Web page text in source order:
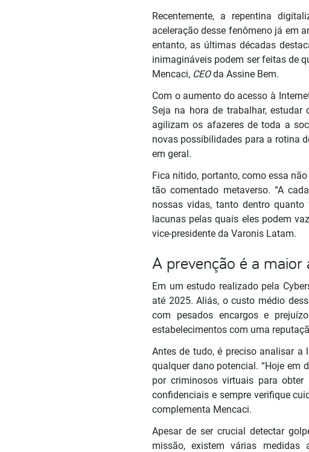
Recentemente, a repentina
aceleração desse fenômeno já em
entanto, as últimas décadas
inimagináveis podem ser feitas de
Mencaci, CEOda Assine Bem.
Com o aumento do acesso à
Seja na hora de trabalhar,
agilizam os afazeres de toda a
novas possibilidades para a rotina
em geral.
Fica nítido, portanto, como essa
tão comentado metaverso. “A
nossas vidas, tanto dentro
lacunas pelas quais eles podem
vice-presidente da Varonis Latam.
A prevenção é a maior
Em um estudo realizado pela
até 2025. Aliás, o custo médio
com pesados encargos e
estabelecimentos com uma
Antes de tudo, é preciso analisar
qualquer dano potencial. “Hoje em
por criminosos virtuais para obter
confidenciais e sempre verifique
complementa Mencaci.
Apesar de ser crucial detectar
missão, existem várias